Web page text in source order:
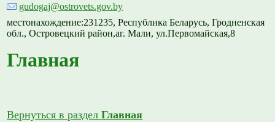
gudogaj@ostrovets.gov.by
местонахождение:231235, Республика Беларусь, Гродненская
обл., Островецкий район,аг. Мали, ул.Первомайская,8
Главная
Вернуться в разделГлавная